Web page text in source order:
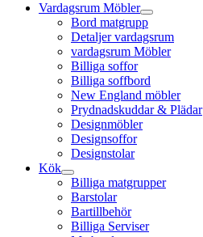
Vardagsrum Möbler
Bord matgrupp
Detaljer vardagsrum
vardagsrum Möbler
Billiga soffor
Billiga soffbord
New England möbler
Prydnadskuddar & Plädar
Designmöbler
Designsoffor
Designstolar
Kök
Billiga matgrupper
Barstolar
Bartillbehör
Billiga Serviser